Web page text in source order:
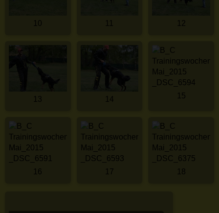
10 11 12
13 14 15
16 17 18